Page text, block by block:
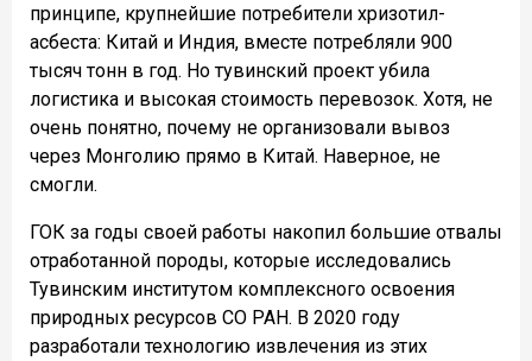
принципе, крупнейшие потребители хризотил-
асбеста: Китай и Индия, вместе потребляли 900
тысяч тонн в год. Но тувинский проект убила
логистика и высокая стоимость перевозок. Хотя, не
очень понятно, почему не организовали вывоз
через Монголию прямо в Китай. Наверное, не
смогли.
ГОК за годы своей работы накопил большие отвалы
отработанной породы, которые исследовались
Тувинским институтом комплексного освоения
природных ресурсов СО РАН. В 2020 году
разработали технологию извлечения из этих